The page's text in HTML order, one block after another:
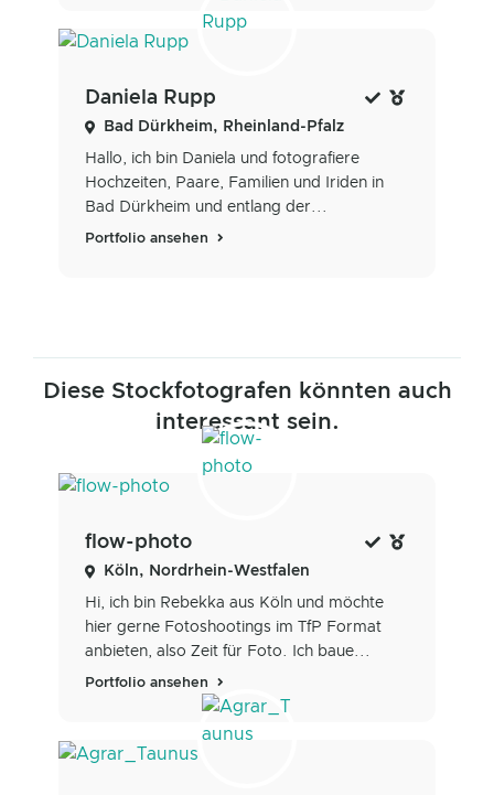
Daniela Rupp
Bad Dürkheim, Rheinland-Pfalz
Hallo, ich bin Daniela und fotografiere
Hochzeiten, Paare, Familien und Iriden in
Bad Dürkheim und entlang der...
Portfolio ansehen
Diese Stockfotografen könnten auch
interessant sein.
flow-photo
Köln, Nordrhein-Westfalen
Hi, ich bin Rebekka aus Köln und möchte
hier gerne Fotoshootings im TfP Format
anbieten, also Zeit für Foto. Ich baue...
Portfolio ansehen